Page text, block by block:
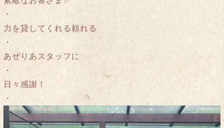
・
力を貸してくれる頼れる
・
あぜりあスタッフに
・
日々感謝！
・